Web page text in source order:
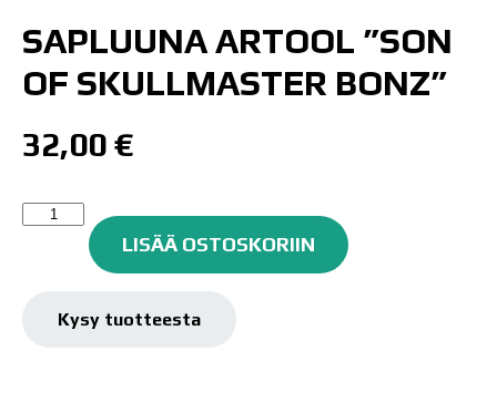
SAPLUUNA ARTOOL ”SON
OF SKULLMASTER BONZ”
32,00 €
SAPLUUNA
ARTOOL
Skullmaster
LISÄÄ OSTOSKORIIN
Kysy tuotteesta